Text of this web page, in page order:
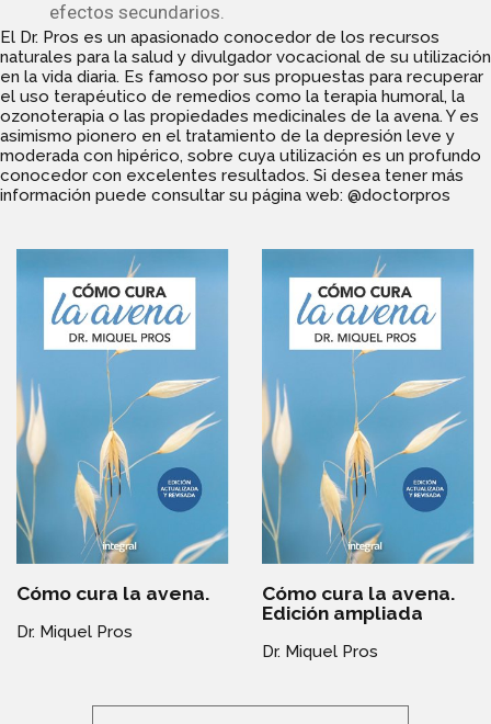
efectos secundarios.
El Dr. Pros es un apasionado conocedor de los recursos
naturales para la salud y divulgador vocacional de su utilización
en la vida diaria. Es famoso por sus propuestas para recuperar
el uso terapéutico de remedios como la terapia humoral, la
ozonoterapia o las propiedades medicinales de la avena. Y es
asimismo pionero en el tratamiento de la depresión leve y
moderada con hipérico, sobre cuya utilización es un profundo
conocedor con excelentes resultados. Si desea tener más
información puede consultar su página web: @doctorpros
Cómo cura la avena.
Dr. Miquel Pros
Cómo cura la avena.
Edición ampliada
Dr. Miquel Pros